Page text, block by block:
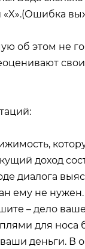
«X».(Ошибка
об этом не
доход
диалога
ему не нужен.
– дело
для
деньги.